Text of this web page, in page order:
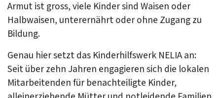
Armut ist gross, viele Kinder sind Waisen oder
Halbwaisen, unterernährt oder ohne Zugang zu
Bildung.
Genau hier setzt das Kinderhilfswerk NELIA an:
Seit über zehn Jahren engagieren sich die lokalen
Mitarbeitenden für benachteiligte Kinder,